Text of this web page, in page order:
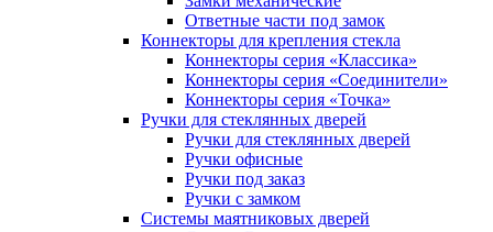
Ответные части под замок
Коннекторы для крепления стекла
Коннекторы серия «Классика»
Коннекторы серия «Соединители»
Коннекторы серия «Точка»
Ручки для стеклянных дверей
Ручки для стеклянных дверей
Ручки офисные
Ручки под заказ
Ручки с замком
Системы маятниковых дверей